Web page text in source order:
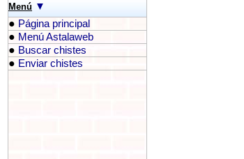
Menú ▼
● Página principal
● Menú Astalaweb
● Buscar chistes
● Enviar chistes